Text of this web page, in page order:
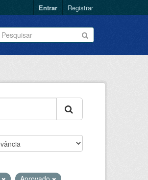
Entrar Registrar